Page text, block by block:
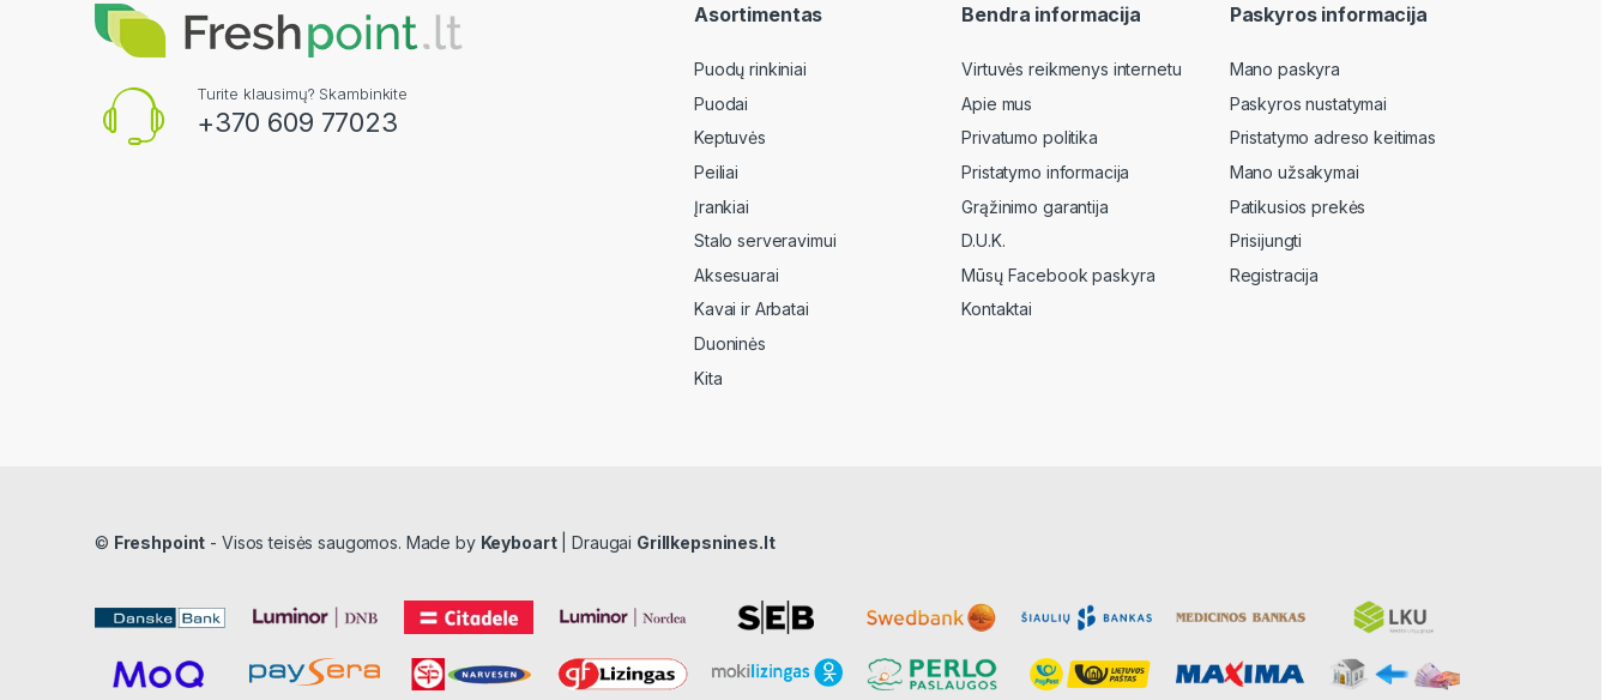
Turite klausimų? Skambinkite
+370 609 77023
Asortimentas
Puodų rinkiniai
Puodai
Keptuvės
Peiliai
Įrankiai
Stalo serveravimui
Aksesuarai
Kavai ir Arbatai
Duoninės
Kita
Bendra informacija
Virtuvės reikmenys internetu
Apie mus
Privatumo politika
Pristatymo informacija
Grąžinimo garantija
D.U.K.
Mūsų Facebook paskyra
Kontaktai
Paskyros informacija
Mano paskyra
Paskyros nustatymai
Pristatymo adreso keitimas
Mano užsakymai
Patikusios prekės
Prisijungti
Registracija
© Freshpoint - Visos teisės saugomos. Made by Keyboart| Draugai Grillkepsnines.lt